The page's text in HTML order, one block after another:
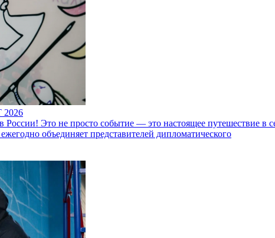
2026
Это не просто событие — это настоящее путешествие в
объединяет представителей дипломатического